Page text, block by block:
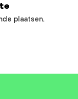
plaatsen.